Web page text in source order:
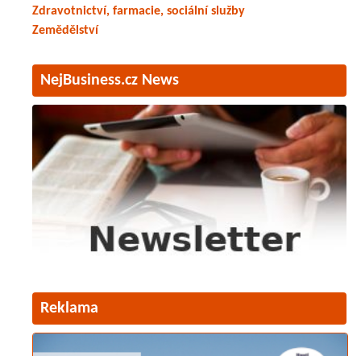
Zdravotnictví, farmacie, sociální služby
Zemědělství
NejBusiness.cz News
Reklama